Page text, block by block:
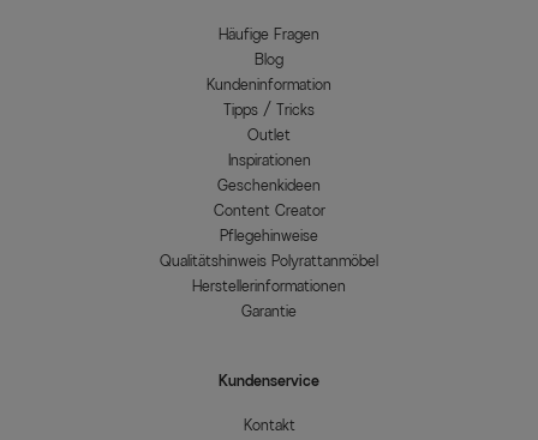
Häufige Fragen
Blog
Kundeninformation
Tipps / Tricks
Outlet
Inspirationen
Geschenkideen
Content Creator
Pflegehinweise
Qualitätshinweis Polyrattanmöbel
Herstellerinformationen
Garantie
Kundenservice
Kontakt